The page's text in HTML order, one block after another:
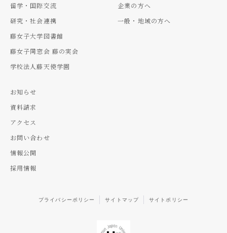
留学・国際交流
研究・社会連携
藤女子大学図書館
藤女子同窓会 藤の実会
学校法人藤天使学園
企業の方へ
一般・地域の方へ
お知らせ
資料請求
アクセス
お問い合わせ
情報公開
採用情報
プライバシーポリシー サイトマップ サイトポリシー